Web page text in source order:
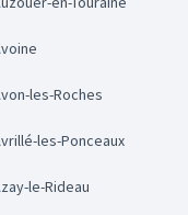
Avoine
Avon-les-Roches
Avrillé-les-Ponceaux
Azay-le-Rideau